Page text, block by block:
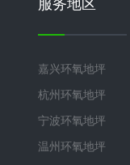
服务地区
嘉兴环氧地坪
杭州环氧地坪
宁波环氧地坪
温州环氧地坪